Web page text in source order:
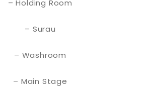
– Holding Room
– Surau
– Washroom
– Main Stage